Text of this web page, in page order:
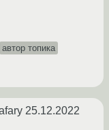
автор топика
25.12.2022